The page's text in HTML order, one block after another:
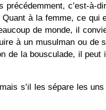
précédemment, c’est-à-
à la femme, ce qui
de monde, il
à un musulman ou de
de la bousculade, il
s’il les sépare les uns